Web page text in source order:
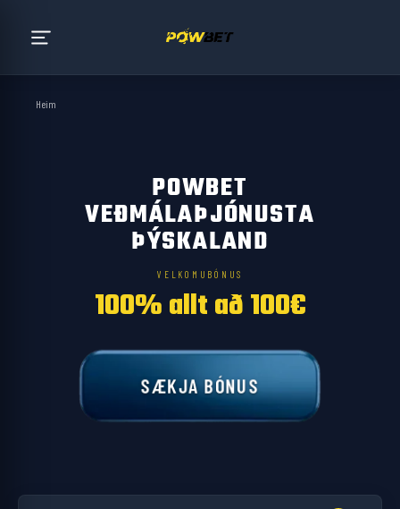
Heim
POWBET
VEÐMÁLAÞJÓNUSTA
ÞÝSKALAND
VELKOMUBÓNUS
100% allt að 100€
SÆKJA BÓNUS